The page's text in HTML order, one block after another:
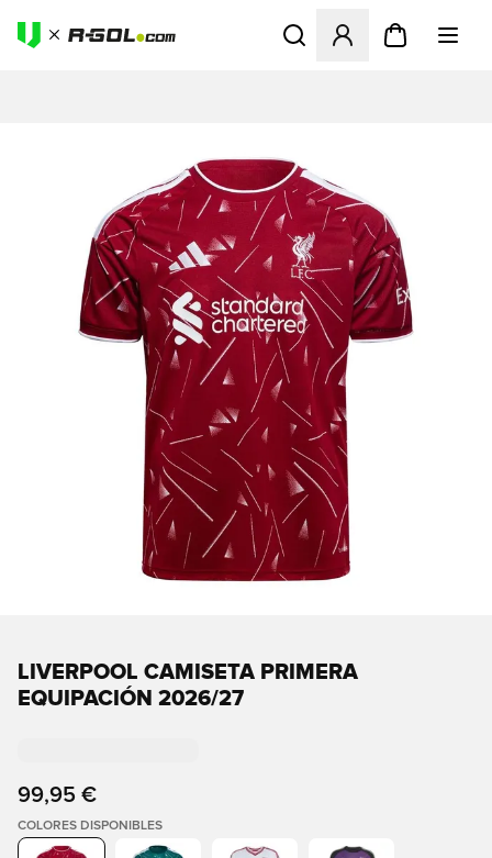
Abre un modal para iniciar
LIVERPOOL CAMISETA PRIMERA
EQUIPACIÓN 2026/27
99,95 €
COLORES DISPONIBLES